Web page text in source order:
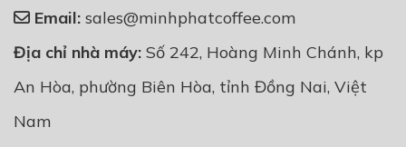
Email: sales@minhphatcoffee.com
Địa chỉ nhà máy: Số 242, Hoàng Minh Chánh, kp
An Hòa, phường Biên Hòa, tỉnh Đồng Nai, Việt
Nam